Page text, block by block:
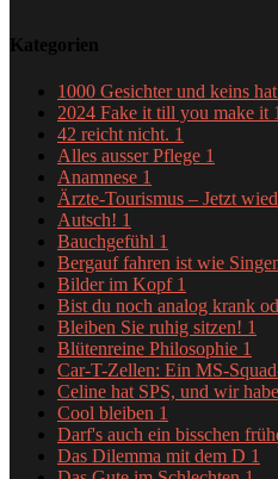
Kategorien
1000 Gesichter und keins
2024 Fake it till you make it 1
42 reicht nicht. 1
Alles ausser Pflege 1
Anamnese 1
Ärzte-Tourismus – Jetzt
Autsch! 1
Bauchgefühl 1
Bergauf fahren ist wie
Bilder im Kopf 1
Bist du noch analog krank
Bleiben Sie ruhig sitzen! 1
Blütenreine Philosophie 1
Car-T-Zellen: Ein MS-
Celine hat SPS, und wir
Cool bleiben 1
Darf's auch ein bisschen
Das Dilemma mit dem D 1